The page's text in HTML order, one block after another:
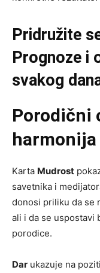
Pridružite
Prognoze i
svakog
Porodični
Karta Mudrost
savetnika i
donosi priliku da se
ali i da se uspostavi
porodice.
Dar ukazuje na